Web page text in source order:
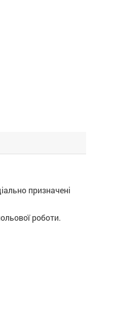
призначені
роботи.